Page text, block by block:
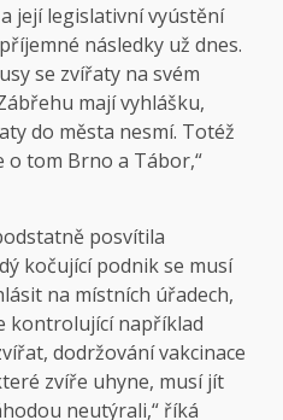
její legislativní vyústění
následky už dnes.
se zvířaty na svém
mají vyhlášku,
do města nesmí. Totéž
o tom Brno a Tábor,“
posvítila
kočující podnik se musí
na místních úřadech,
kontrolující například
dodržování vakcinace
zvíře uhyne, musí jít
neutýrali,“ říká